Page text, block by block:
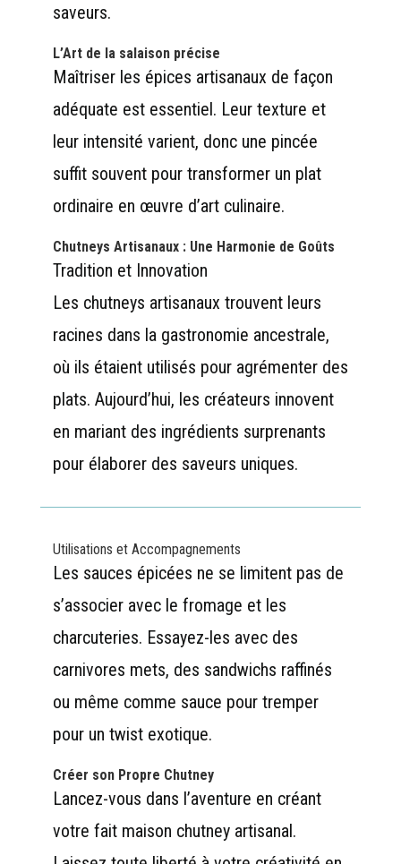
saveurs.
L’Art de la salaison précise
Maîtriser les épices artisanaux de façon
adéquate est essentiel. Leur texture et
leur intensité varient, donc une pincée
suffit souvent pour transformer un plat
ordinaire en œuvre d’art culinaire.
Chutneys Artisanaux : Une Harmonie de Goûts
Tradition et Innovation
Les chutneys artisanaux trouvent leurs
racines dans la gastronomie ancestrale,
où ils étaient utilisés pour agrémenter des
plats. Aujourd’hui, les créateurs innovent
en mariant des ingrédients surprenants
pour élaborer des saveurs uniques.
Utilisations et Accompagnements
Les sauces épicées ne se limitent pas de
s’associer avec le fromage et les
charcuteries. Essayez-les avec des
carnivores mets, des sandwichs raffinés
ou même comme sauce pour tremper
pour un twist exotique.
Créer son Propre Chutney
Lancez-vous dans l’aventure en créant
votre fait maison chutney artisanal.